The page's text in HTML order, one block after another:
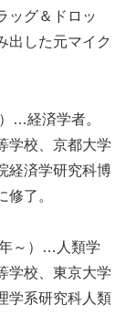
ッグ＆ドロッ
出した元マイク
…経済学者。
学校、京都大学
経済学研究科博
了。
～）…人類学
学校、東京大学
学系研究科人類